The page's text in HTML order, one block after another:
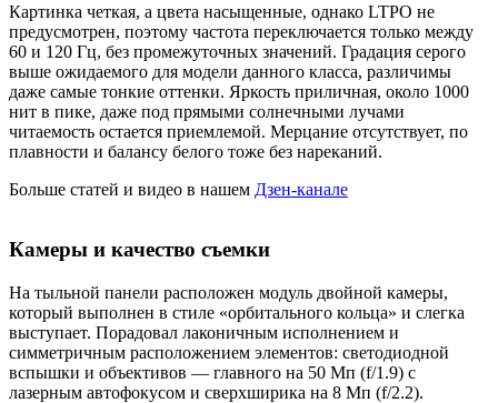
Картинка четкая, а цвета насыщенные, однако LTPO не
предусмотрен, поэтому частота переключается только между
60 и 120 Гц, без промежуточных значений. Градация серого
выше ожидаемого для модели данного класса, различимы
даже самые тонкие оттенки. Яркость приличная, около 1000
нит в пике, даже под прямыми солнечными лучами
читаемость остается приемлемой. Мерцание отсутствует, по
плавности и балансу белого тоже без нареканий.
Больше статей и видео в нашем Дзен-канале
Камеры и качество съемки
На тыльной панели расположен модуль двойной камеры,
который выполнен в стиле «орбитального кольца» и слегка
выступает. Порадовал лаконичным исполнением и
симметричным расположением элементов: светодиодной
вспышки и объективов — главного на 50 Мп (f/1.9) с
лазерным автофокусом и сверхширика на 8 Мп (f/2.2).